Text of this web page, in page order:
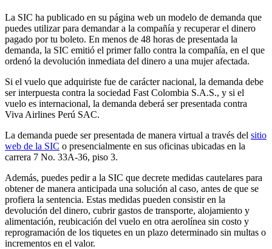
La SIC ha publicado en su página web un modelo de demanda que
puedes utilizar para demandar a la compañía y recuperar el dinero
pagado por tu boleto. En menos de 48 horas de presentada la
demanda, la SIC emitió el primer fallo contra la compañía, en el que
ordenó la devolución inmediata del dinero a una mujer afectada.
Si el vuelo que adquiriste fue de carácter nacional, la demanda debe
ser interpuesta contra la sociedad Fast Colombia S.A.S., y si el
vuelo es internacional, la demanda deberá ser presentada contra
Viva Airlines Perú SAC.
La demanda puede ser presentada de manera virtual a través del sitio
web de la SIC o presencialmente en sus oficinas ubicadas en la
carrera 7 No. 33A-36, piso 3.
Además, puedes pedir a la SIC que decrete medidas cautelares para
obtener de manera anticipada una solución al caso, antes de que se
profiera la sentencia. Estas medidas pueden consistir en la
devolución del dinero, cubrir gastos de transporte, alojamiento y
alimentación, reubicación del vuelo en otra aerolínea sin costo y
reprogramación de los tiquetes en un plazo determinado sin multas o
incrementos en el valor.